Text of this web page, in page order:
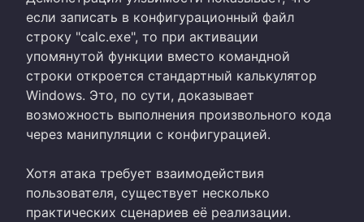
если записать в конфигурационный файл
строку "calc.exe", то при активации
упомянутой функции вместо командной
строки откроется стандартный калькулятор
Windows. Это, по сути, доказывает
возможность выполнения произвольного кода
через манипуляции с конфигурацией.
Хотя атака требует взаимодействия
пользователя, существует несколько
практических сценариев её реализации.